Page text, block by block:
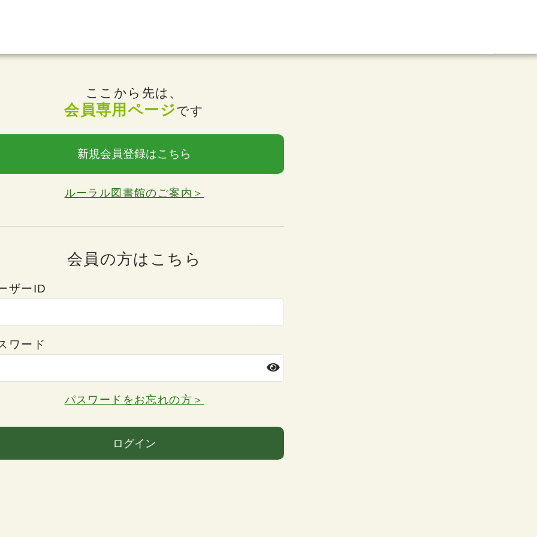
ここから先は、
会員専用ページです
新規会員登録はこちら
ルーラル図書館のご案内＞
会員の方はこちら
ザーID
ワード
パスワードをお忘れの方＞
ログイン